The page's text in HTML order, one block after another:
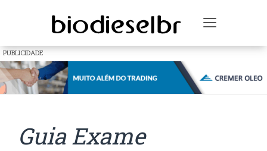
Toggle
PUBLICIDADE
Guia Exame